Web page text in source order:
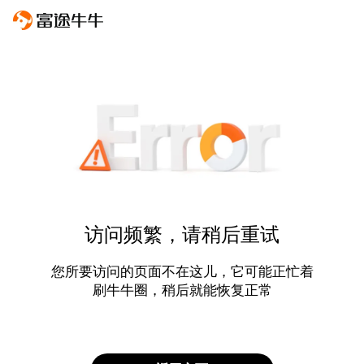
访问频繁，请稍后重试
您所要访问的页面不在这儿，它可能正忙着
刷牛牛圈，稍后就能恢复正常